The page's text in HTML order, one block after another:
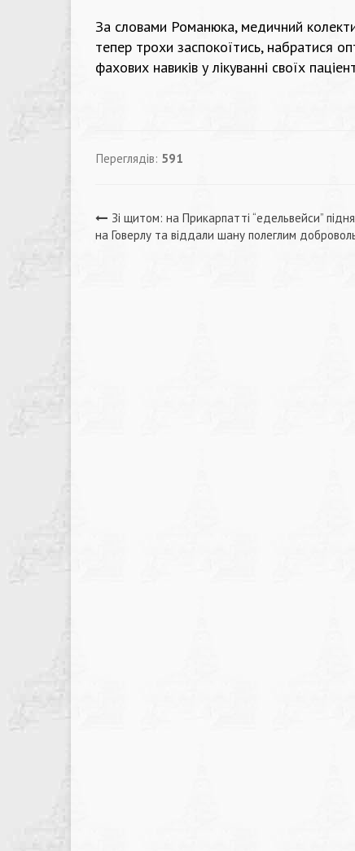
За словами Романюка, медичний
тепер трохи заспокоїтись, набратися
фахових навиків у лікуванні своїх
Переглядів: 591
Навігація
Зі щитом: на Прикарпатті “едельвейси”
на Говерлу та віддали шану полеглим